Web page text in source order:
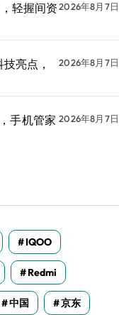
轻握间资2026年8月7日
亮点，
2026年8月7日
手机管家 2026年8月7日
IQOO
Redmi
中国 京东